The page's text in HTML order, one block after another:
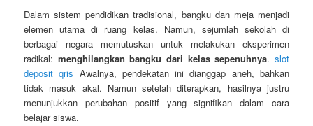
Dalam sistem pendidikan tradisional, bangku dan meja menjadi
elemen utama di ruang kelas. Namun, sejumlah sekolah di
berbagai negara memutuskan untuk melakukan eksperimen
radikal: menghilangkan bangku dari kelas sepenuhnya. slot
deposit qris Awalnya, pendekatan ini dianggap aneh, bahkan
tidak masuk akal. Namun setelah diterapkan, hasilnya justru
menunjukkan perubahan positif yang signifikan dalam cara
belajar siswa.